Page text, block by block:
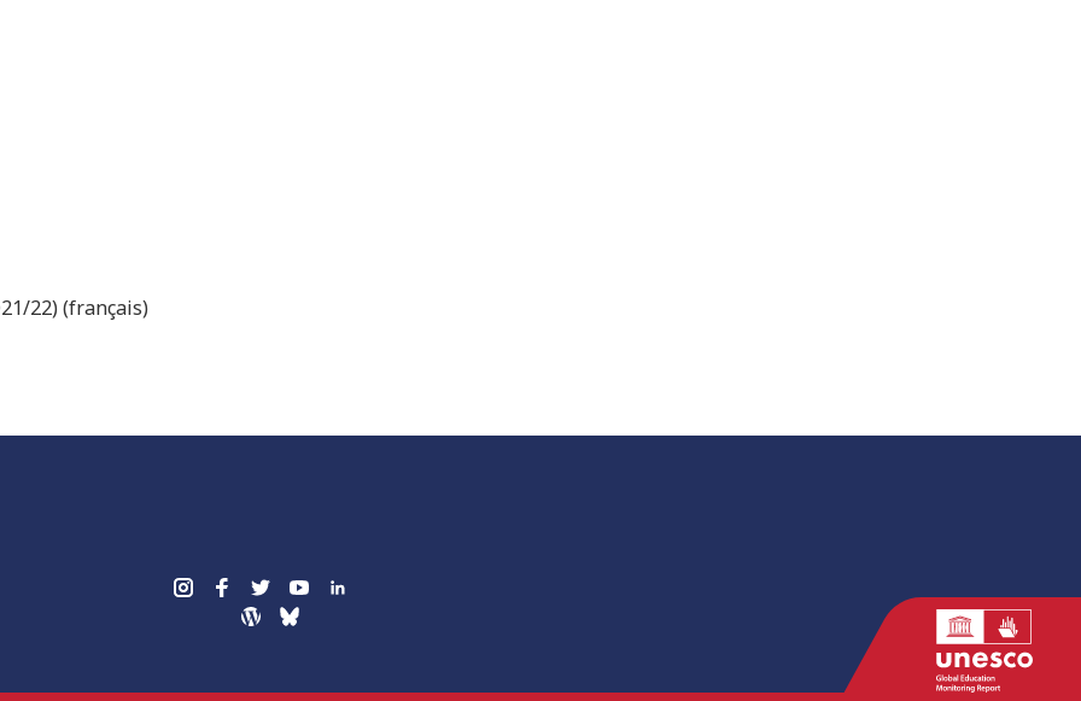
22) (français)